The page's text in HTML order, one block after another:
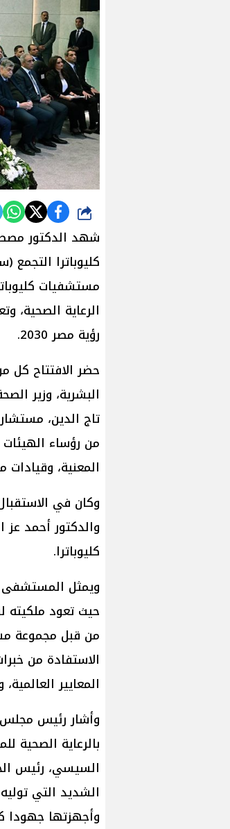
شارك
شهد الدكتور
كليوباترا
مستشفيات
الرعاية الصحية،
رؤية مصر 2030.
حضر الافتتاح كل
البشرية، وزير
تاج الدين،
من رؤساء
المعنية،
وكان في
والدكتور أحمد
كليوباترا.
حيث تعود ملكيته
من قبل مجموعة
الاستفادة من
المعايير العالمية،
وأشار رئيس
بالرعاية الصحية
السيسي، رئيس
الشديد التي
وأجهزتها جهودا